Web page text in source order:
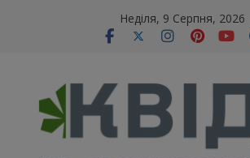
Неділя, 9 Серпня, 2026
modal-check